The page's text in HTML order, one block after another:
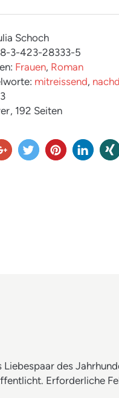
Schoch
3-423-28333-5
Frauen, Roman
mitreissend,
, 192 Seiten
des
Erforderliche